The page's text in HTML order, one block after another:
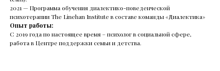
2021 — Программа обучения диалектико-поведенческой
психотерапии The Linehan Institute в составе команды «Диалектика»
Опыт работы:
С 2019 года по настоящее время – психолог в социальной сфере,
работа в Центре поддержки семьи и детства.